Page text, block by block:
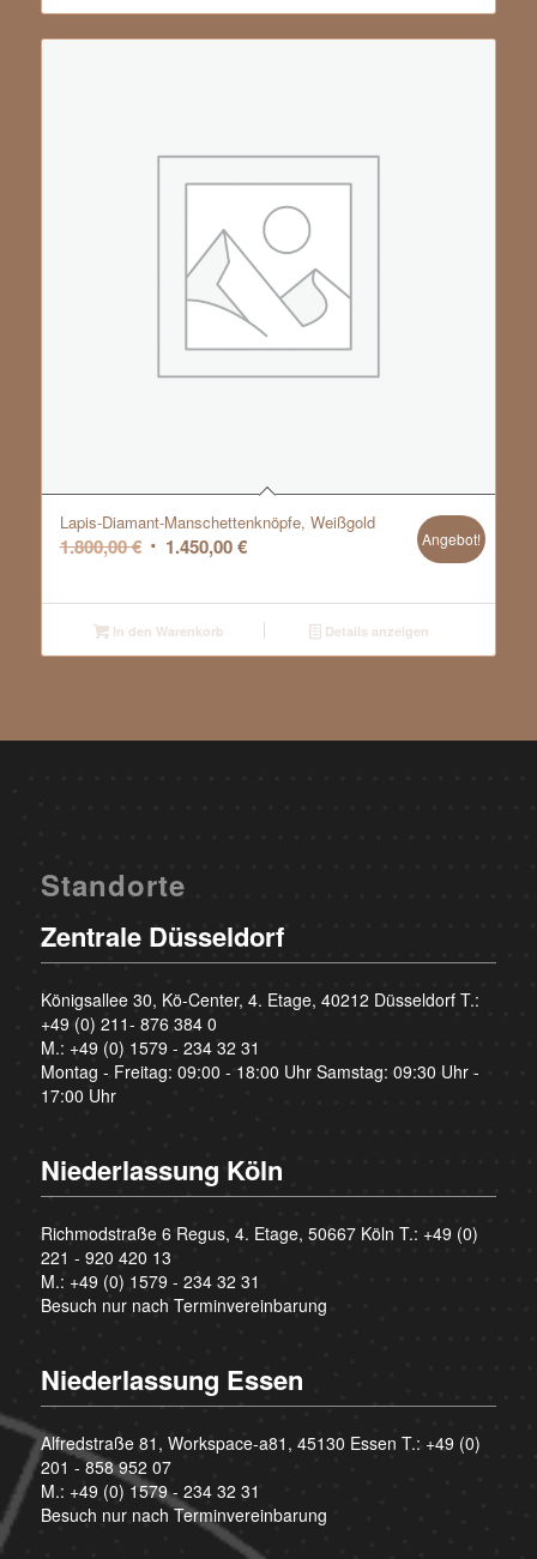
Lapis-Diamant-Manschettenknöpfe, Weißgold
1.800,00€ Ursprünglicher
war:
1.800,00 €
1.450,00€Aktueller
ist:
1.450,00 €.
Angebot!
In den Warenkorb Details anzeigen
Standorte
Zentrale Düsseldorf
Königsallee 30, Kö-Center, 4. Etage, 40212 Düsseldorf T.:
+49 (0) 211- 876 384 0
M.: +49 (0) 1579 - 234 32 31
Montag - Freitag: 09:00 - 18:00 Uhr Samstag: 09:30 Uhr -
17:00 Uhr
Niederlassung Köln
Richmodstraße 6 Regus, 4. Etage, 50667 Köln T.: +49 (0)
221 - 920 420 13
M.: +49 (0) 1579 - 234 32 31
Besuch nur nach Terminvereinbarung
Niederlassung Essen
Alfredstraße 81, Workspace-a81, 45130 Essen T.: +49 (0)
201 - 858 952 07
M.: +49 (0) 1579 - 234 32 31
Besuch nur nach Terminvereinbarung